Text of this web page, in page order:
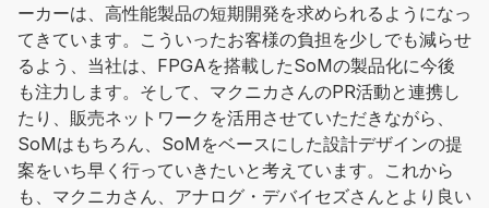
ーカーは、高性能製品の短期開発を求められるようになっ
てきています。こういったお客様の負担を少しでも減らせ
るよう、当社は、FPGAを搭載したSoMの製品化に今後
も注力します。そして、マクニカさんのPR活動と連携し
たり、販売ネットワークを活用させていただきながら、
SoMはもちろん、SoMをベースにした設計デザインの提
案をいち早く行っていきたいと考えています。これから
も、マクニカさん、アナログ・デバイセズさんとより良い